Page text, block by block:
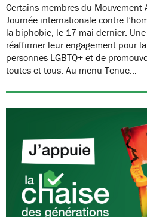
Certains membres du Mouvement
Journée internationale contre
la biphobie, le 17 mai dernier.
réaffirmer leur engagement pour
personnes LGBTQ+ et de
toutes et tous. Au menu Tenue…